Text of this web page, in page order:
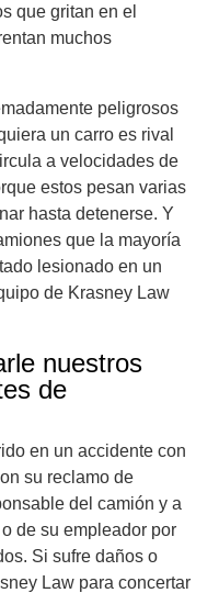
que gritan en el
muchos
peligrosos
un carro es rival
a velocidades de
estos pesan varias
hasta detenerse. Y
que la mayoría
lesionado en un
de Krasney Law
nuestros
de
en un accidente con
su reclamo de
del camión y a
de su empleador por
Si sufre daños o
Law para concertar